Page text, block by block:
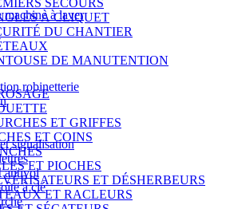
machine à laver
robinetterie
signalisation
antivol
à clé
SECOURS
À CLIQUET
DU CHANTIER
DE MANUTENTION
ET GRIFFES
ET COINS
ET PIOCHES
ET DÉSHERBEURS
ET RACLEURS